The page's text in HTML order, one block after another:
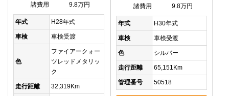
諸費用
9.8万円
年式 H28年式
車検 車検受渡
色
ファイアークォー
ツレッドメタリッ
ク
走行距離 32,319Km
諸費用
9.8万円
年式 H30年式
車検 車検受渡
色 シルバー
走行距離 65,151Km
管理番号 50518